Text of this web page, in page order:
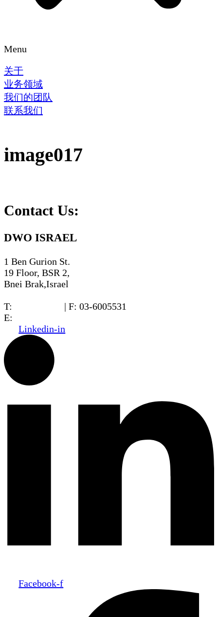
Menu
关于
业务领域
我们的团队
联系我们
image017
Contact Us:
DWO ISRAEL
1 Ben Gurion St.
19 Floor, BSR 2,
Bnei Brak,Israel
T:
| F: 03-6005531
E:
Linkedin-in
Facebook-f